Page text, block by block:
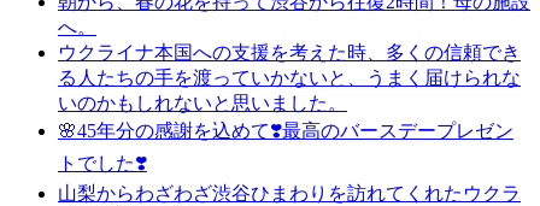
へ。
ウクライナ本国への支援を考えた時、多くの信頼でき
る人たちの手を渡っていかないと、うまく届けられな
いのかもしれないと思いました。
🌸45年分の感謝を込めて❣️最高のバースデープレゼン
トでした❣️
山梨からわざわざ渋谷ひまわりを訪れてくれたウクラ